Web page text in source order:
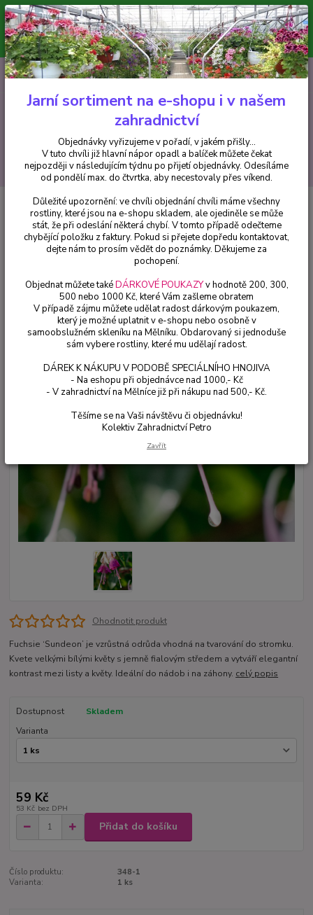
Minimální hodnota pro odeslání z e-shopu je 300 Kč.
V tuto chvíli již hlavní nápor objednávek opadl a balíček můžete čekat
nejpozději v následujícím týdnu po přijetí objednávky. Objednávky
vyřizujeme v pořadí, v jakém přišly...
CZK
Hledat
+420 602 223 614 0ks
za0 Kč
Fuchsie Sundeon Fuchsie - 1 ks
Sundeon Fuchsie - 1 ks
Ohodnotit produkt
Fuchsie ‘Sundeon’ je vzrůstná odrůda vhodná na tvarování do stromku.
Kvete velkými bílými květy s jemně fialovým středem a vytváří elegantní
kontrast mezi listy a květy. Ideální do nádob i na záhony. celý popis
Dostupnost
Skladem
Varianta
59 Kč
53 Kč bez DPH
Přidat do košíku
Číslo produktu:
348-1
Varianta:
1 ks
Jarní sortiment na e-shopu i v našem
zahradnictví
Objednávky vyřizujeme v pořadí, v jakém přišly...
V tuto chvíli již hlavní nápor opadl a balíček můžete čekat
nejpozději v následujícím týdnu po přijetí objednávky. Odesíláme
od pondělí max. do čtvrtka, aby necestovaly přes víkend.
Důležité upozornění: ve chvíli objednání chvíli máme všechny
rostliny, které jsou na e-shopu skladem, ale ojediněle se může
stát, že při odeslání některá chybí. V tomto případě odečteme
chybějící položku z faktury. Pokud si přejete dopředu kontaktovat,
dejte nám to prosím vědět do poznámky. Děkujeme za
pochopení.
Objednat můžete takéDÁRKOVÉ POUKAZYv hodnotě 200, 300,
500 nebo 1000 Kč, které Vám zašleme obratem
V případě zájmu můžete udělat radost dárkovým poukazem,
který je možné uplatnit v e-shopu nebo osobně v
samoobslužném skleníku na Mělníku. Obdarovaný si jednoduše
sám vybere rostliny, které mu udělají radost.
DÁREK K NÁKUPU V PODOBĚ SPECIÁLNÍHO HNOJIVA
- Na eshopu při objednávce nad 1000,- Kč
- V zahradnictví na Mělníce již při nákupu nad 500,- Kč.
Těšíme se na Vaši návštěvu či objednávku!
Kolektiv Zahradnictví Petro
Zavřít